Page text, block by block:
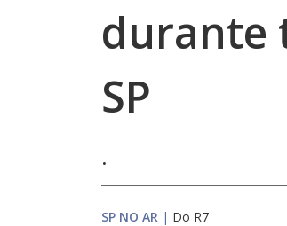
durante
SP
.
SP NO AR | Do R7